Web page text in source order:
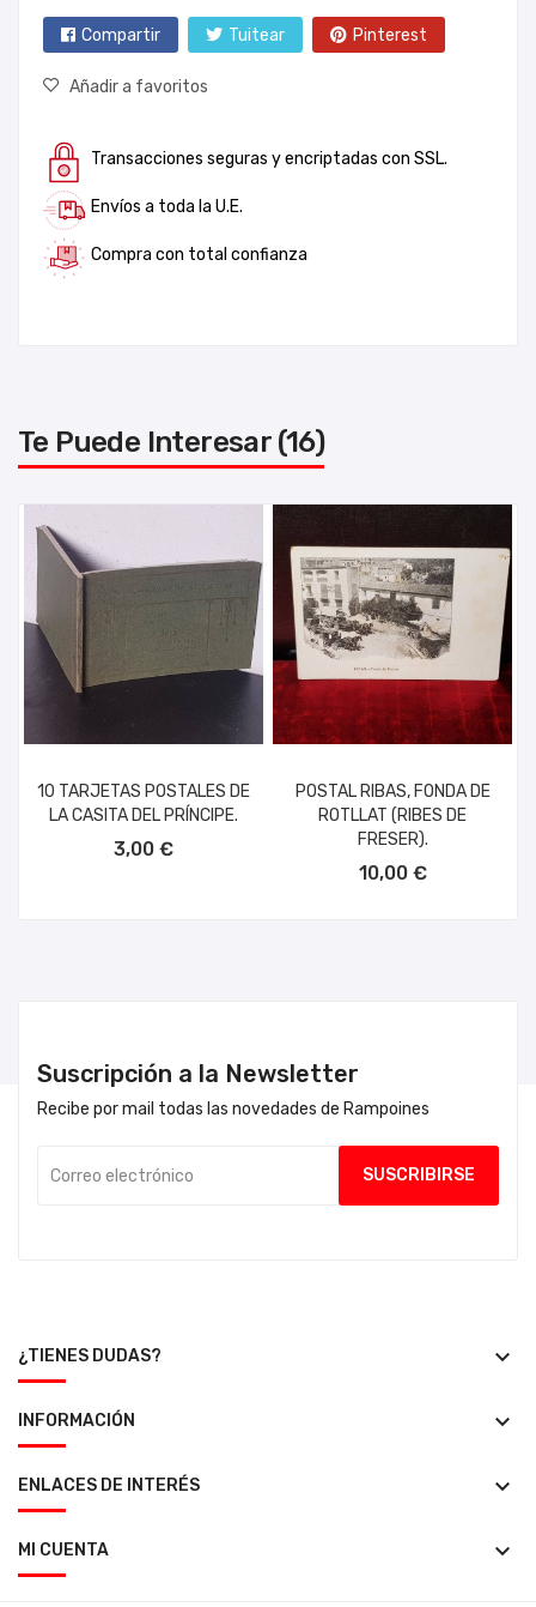
Compartir Tuitear Pinterest
Añadir a favoritos
Transacciones seguras y encriptadas con SSL.
Envíos a toda la U.E.
Compra con total confianza
Te Puede Interesar (16)
10 TARJETAS POSTALES DE
LA CASITA DEL PRÍNCIPE.
3,00 €
POSTAL RIBAS, FONDA DE
ROTLLAT (RIBES DE
FRESER).
10,00 €
Suscripción a la Newsletter
Recibe por mail todas las novedades de Rampoines
¿TIENES DUDAS? keyboard_arrow_down
INFORMACIÓN keyboard_arrow_down
ENLACES DE INTERÉS keyboard_arrow_down
MI CUENTA keyboard_arrow_down